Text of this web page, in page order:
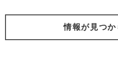
情報が見つか